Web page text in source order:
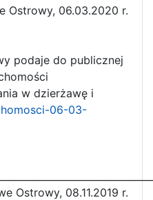
Ostrowy, 06.03.2020 r.
podaje do publicznej
w dzierżawę i
06-03-
Ostrowy, 08.11.2019 r.